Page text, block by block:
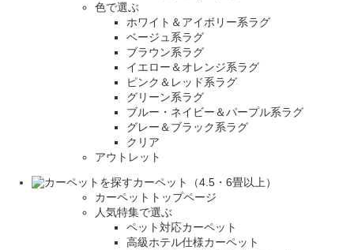
色で選ぶ
ホワイト＆アイボリー系ラグ
ベージュ系ラグ
ブラウン系ラグ
イエロー＆オレンジ系ラグ
ピンク＆レッド系ラグ
グリーン系ラグ
ブルー・ネイビー＆パープル系ラグ
グレー＆ブラック系ラグ
クリア
アウトレット
カーペット（4.5・6畳以上）
カーペットトップページ
人気特集で選ぶ
ペット対応カーペット
高級ホテル仕様カーペット